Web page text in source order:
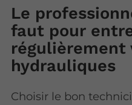
Le
faut pour
régulièrement
hydrauliques
Choisir le bon